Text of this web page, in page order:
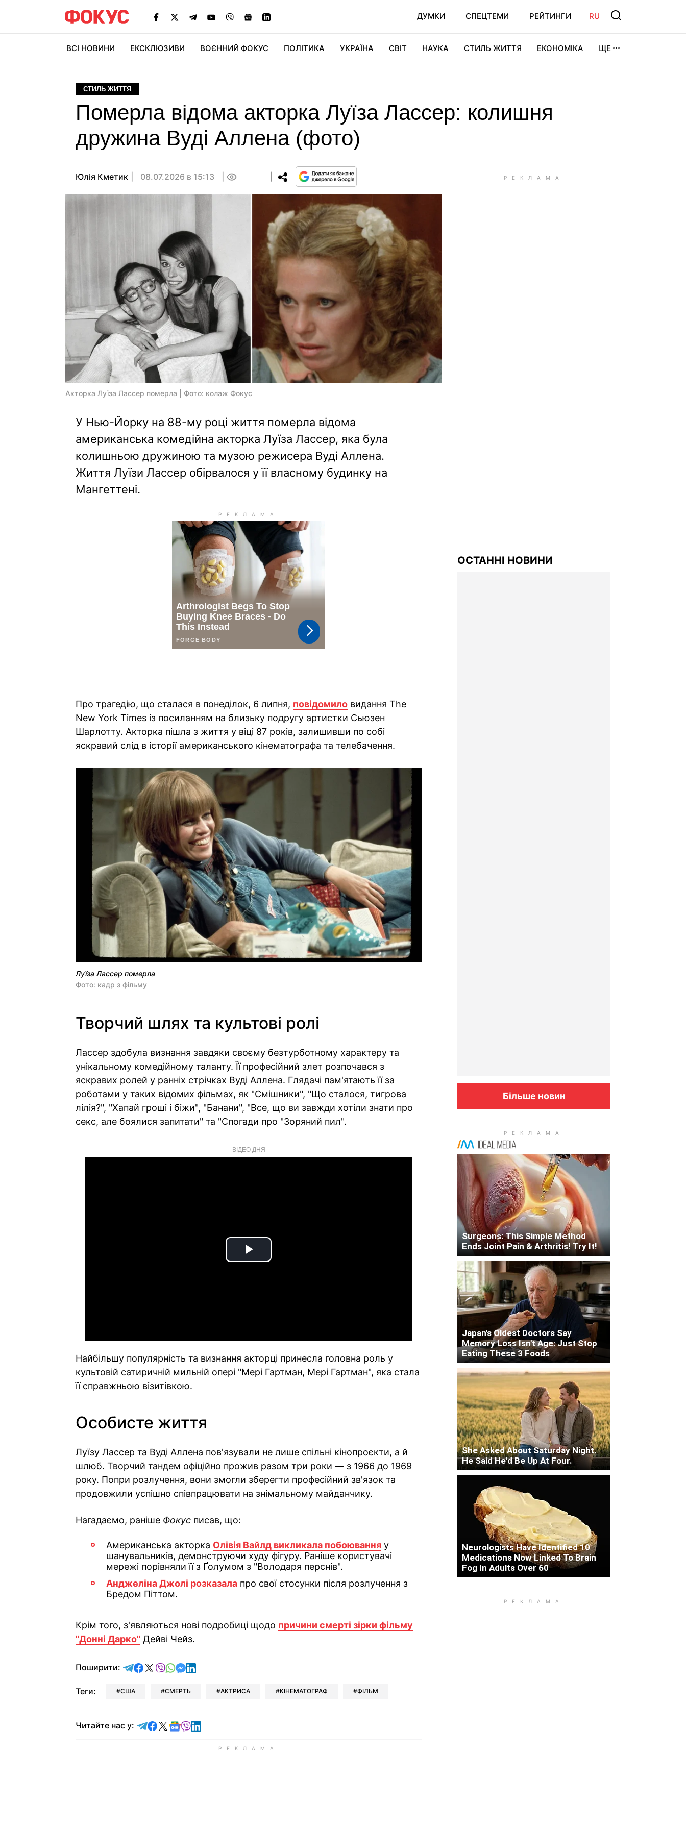
ДУМКИ СПЕЦТЕМИ РЕЙТИНГИ RU
ВСІ НОВИНИ ЕКСКЛЮЗИВИ ВОЄННИЙ ФОКУС ПОЛІТИКА УКРАЇНА СВІТ НАУКА СТИЛЬ ЖИТТЯ ЕКОНОМІКА ЩЕ
СТИЛЬ ЖИТТЯ
Померла відома акторка Луїза Лассер: колишня
дружина Вуді Аллена (фото)
Юлія Кметик 08.07.2026 в 15:13
Акторка Луїза Лассер померла | Фото: колаж Фокус
У Нью-Йорку на 88-му році життя померла відома
американська комедійна акторка Луїза Лассер, яка була
колишньою дружиною та музою режисера Вуді Аллена.
Життя Луїзи Лассер обірвалося у її власному будинку на
Мангеттені.
Про трагедію, що сталася в понеділок, 6 липня, повідомило видання The
New York Times із посиланням на близьку подругу артистки Сьюзен
Шарлотту. Акторка пішла з життя у віці 87 років, залишивши по собі
яскравий слід в історії американського кінематографа та телебачення.
Луїза Лассер померла
Фото: кадр з фільму
Творчий шлях та культові ролі
Лассер здобула визнання завдяки своєму безтурботному характеру та
унікальному комедійному таланту. Її професійний злет розпочався з
яскравих ролей у ранніх стрічках Вуді Аллена. Глядачі пам'ятають її за
роботами у таких відомих фільмах, як "Смішники", "Що сталося, тигрова
лілія?", "Хапай гроші і біжи", "Банани", "Все, що ви завжди хотіли знати про
секс, але боялися запитати" та "Спогади про "Зоряний пил".
ВІДЕО ДНЯ
Play
Найбільшу популярність та визнання акторці принесла головна роль у
культовій сатиричній мильній опері "Мері Гартман, Мері Гартман", яка стала
її справжньою візитівкою.
Особисте життя
Луїзу Лассер та Вуді Аллена пов'язували не лише спільні кінопроєкти, а й
шлюб. Творчий тандем офіційно прожив разом три роки — з 1966 до 1969
року. Попри розлучення, вони змогли зберегти професійний зв'язок та
продовжили успішно співпрацювати на знімальному майданчику.
Нагадаємо, раніше Фокус писав, що:
Американська акторка Олівія Вайлд викликала побоювання у
шанувальників, демонструючи худу фігуру. Раніше користувачі
мережі порівняли її з Ґолумом з "Володаря перснів".
Анджеліна Джолі розказала про свої стосунки після розлучення з
Бредом Піттом.
Крім того, з'являються нові подробиці щодо причини смерті зірки фільму
"Донні Дарко" Дейві Чейз.
Поширити: відправити у Telegram
поділитись у Facebook
поділитись у X
відправити у Viber
відправити у Whatsapp
відправити у Messenger
відправити у LinkedIn
Теги: США СМЕРТЬ АКТРИСА КІНЕМАТОГРАФ ФІЛЬМ
Читайте нас у: Читайте у Telegram
Читайте у Facebook
Читайте у X
Читайте у Google news
Читайте у Viber
Читайте у LinkedIn
ОСТАННІ НОВИНИ
Більше новин
Surgeons: This Simple Method
Ends Joint Pain & Arthritis! Try It!
Japan's Oldest Doctors Say
Memory Loss Isn't Age: Just Stop
Eating These 3 Foods
She Asked About Saturday Night.
He Said He'd Be Up At Four.
Neurologists Have Identified 10
Medications Now Linked To Brain
Fog In Adults Over 60